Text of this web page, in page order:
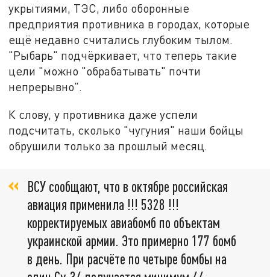
укрытиями, ТЭС, либо оборонные
предприятия противника в городах, которые
ещё недавно считались глубоким тылом.
"Рыбарь" подчёркивает, что теперь такие
цели "можно "обрабатывать" почти
непрерывно".
К слову, у противника даже успели
подсчитать, сколько "чугуния" наши бойцы
обрушили только за прошлый месяц.
ВСУ сообщают, что в октябре российская
авиация применила !!! 5328 !!!
корректируемых авиабомб по объектам
украинской армии. Это примерно 177 бомб
в день. При расчёте по четыре бомбы на